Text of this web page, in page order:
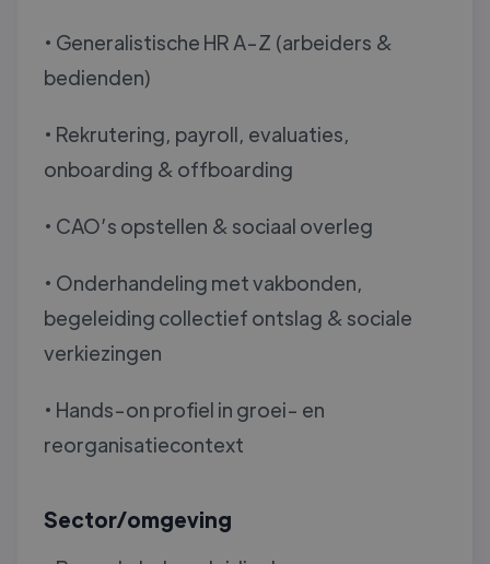
• Generalistische HR A-Z (arbeiders &
bedienden)
• Rekrutering, payroll, evaluaties,
onboarding & offboarding
• CAO’s opstellen & sociaal overleg
• Onderhandeling met vakbonden,
begeleiding collectief ontslag & sociale
verkiezingen
• Hands-on profiel in groei- en
reorganisatiecontext
Sector/omgeving